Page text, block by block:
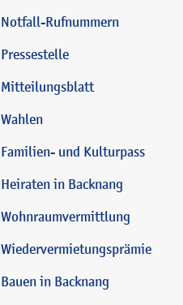
Notfall-Rufnummern
Pressestelle
Mitteilungsblatt
Wahlen
Familien- und Kulturpass
Heiraten in Backnang
Wohnraumvermittlung
Wiedervermietungsprämie
Bauen in Backnang